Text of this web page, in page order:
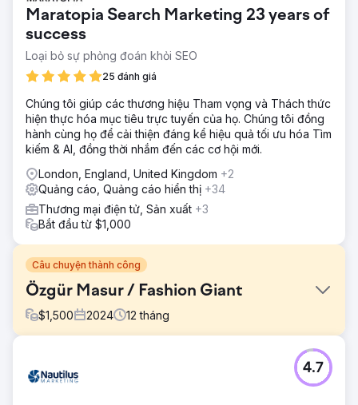
Maratopia Search Marketing 23 years of
success
Loại bỏ sự phỏng đoán khỏi SEO
25 đánh giá
Chúng tôi giúp các thương hiệu Tham vọng và Thách thức
hiện thực hóa mục tiêu trực tuyến của họ. Chúng tôi đồng
hành cùng họ để cải thiện đáng kể hiệu quả tối ưu hóa Tìm
kiếm & AI, đồng thời nhắm đến các cơ hội mới.
London, England, United Kingdom +2
Quảng cáo, Quảng cáo hiển thị +34
Thương mại điện tử, Sản xuất +3
Bắt đầu từ $1,000
Câu chuyện thành công
Özgür Masur / Fashion Giant
$1,500 2024 12 tháng
🎯 Yêu cầu là gì? • Tạo lưu lượng truy cập đủ điều kiện và
mua hàng cho các buổi ra mắt bộ sưu tập và bán hàng
4.7